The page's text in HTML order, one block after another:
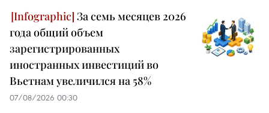
За семь месяцев 2026
года общий объем
зарегистрированных
иностранных инвестиций во
Вьетнам увеличился на 58%
07/08/2026 00:30